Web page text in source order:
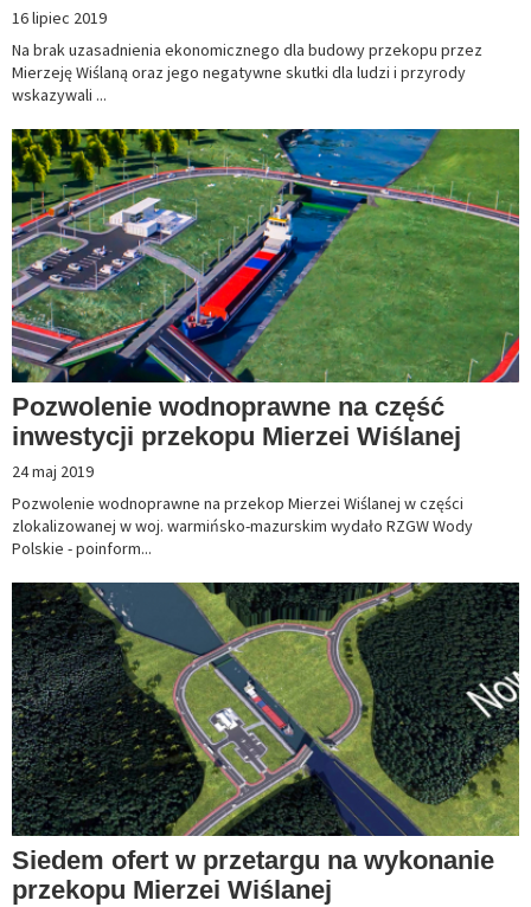
16 lipiec 2019
Na brak uzasadnienia ekonomicznego dla budowy przekopu przez
Mierzeję Wiślaną oraz jego negatywne skutki dla ludzi i przyrody
wskazywali ...
Pozwolenie wodnoprawne na część
inwestycji przekopu Mierzei Wiślanej
24 maj 2019
Pozwolenie wodnoprawne na przekop Mierzei Wiślanej w części
zlokalizowanej w woj. warmińsko-mazurskim wydało RZGW Wody
Polskie - poinform...
Siedem ofert w przetargu na wykonanie
przekopu Mierzei Wiślanej